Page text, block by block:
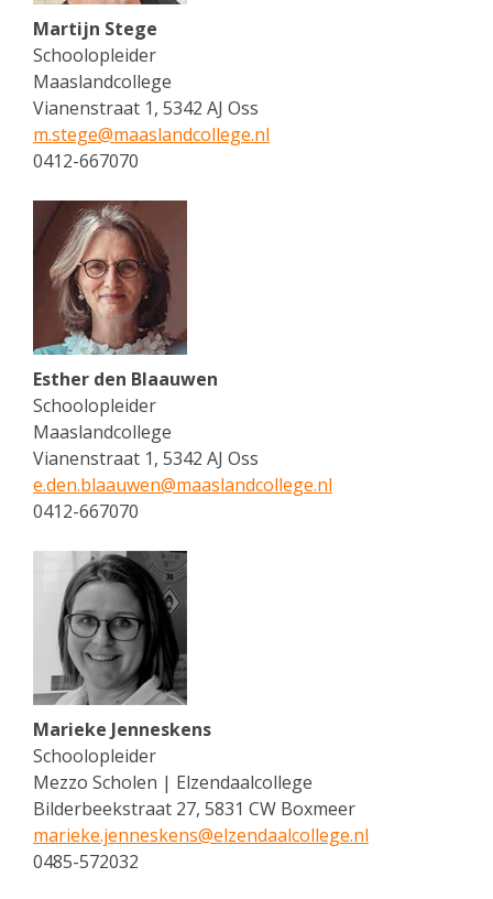
Martijn Stege
Schoolopleider
Maaslandcollege
Vianenstraat 1, 5342 AJ Oss
m.stege@maaslandcollege.nl
0412-667070
Esther den Blaauwen
Schoolopleider
Maaslandcollege
Vianenstraat 1, 5342 AJ Oss
e.den.blaauwen@maaslandcollege.nl
0412-667070
Marieke Jenneskens
Schoolopleider
Mezzo Scholen | Elzendaalcollege
Bilderbeekstraat 27, 5831 CW Boxmeer
marieke.jenneskens@elzendaalcollege.nl
0485-572032